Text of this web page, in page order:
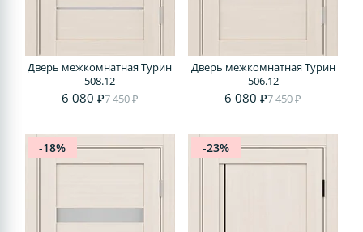
Дверь межкомнатная Турин
508.12
6 080 ₽7 450 ₽
Дверь межкомнатная Турин
506.12
6 080 ₽7 450 ₽
-18% -23%